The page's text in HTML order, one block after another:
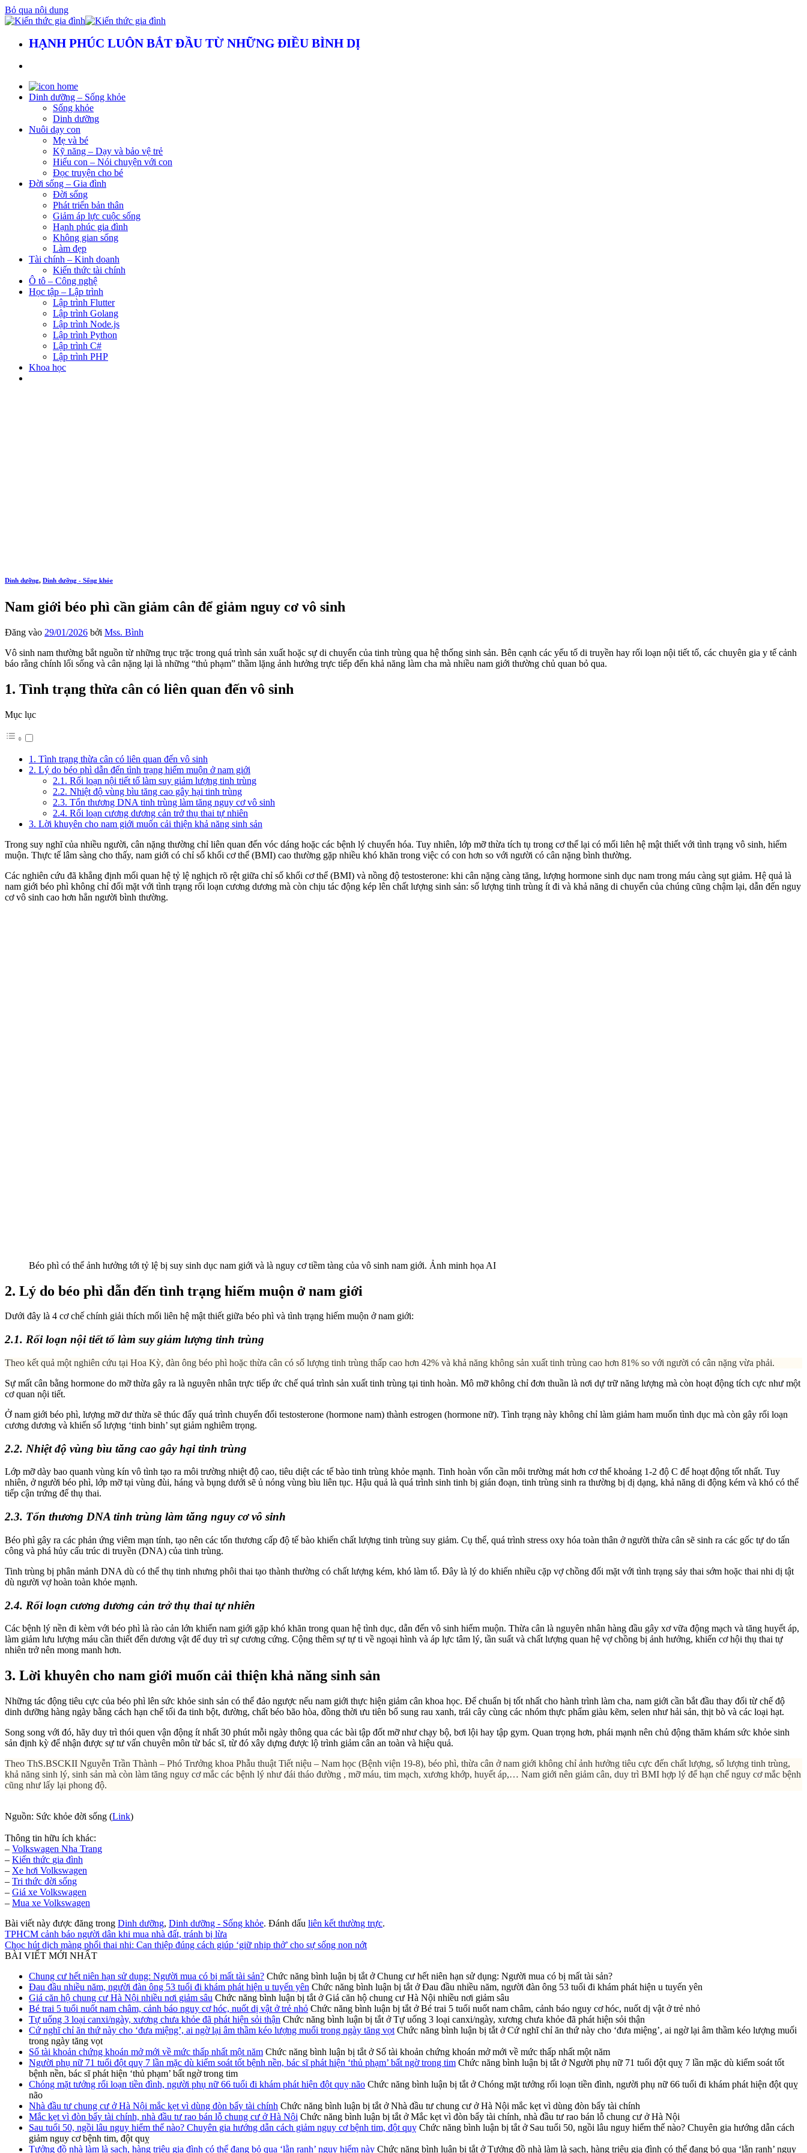
Bỏ qua nội dung
HẠNH PHÚC LUÔN BẮT ĐẦU TỪ NHỮNG ĐIỀU BÌNH DỊ
Dinh dưỡng – Sống khỏe
Sống khỏe
Dinh dưỡng
Nuôi dạy con
Mẹ và bé
Kỹ năng – Dạy và bảo vệ trẻ
Hiểu con – Nói chuyện với con
Đọc truyện cho bé
Đời sống – Gia đình
Đời sống
Phát triển bản thân
Giảm áp lực cuộc sống
Hạnh phúc gia đình
Không gian sống
Làm đẹp
Tài chính – Kinh doanh
Kiến thức tài chính
Ô tô – Công nghệ
Học tập – Lập trình
Lập trình Flutter
Lập trình Golang
Lập trình Node.js
Lập trình Python
Lập trình C#
Lập trình PHP
Khoa học
Dinh dưỡng, Dinh dưỡng - Sống khỏe
Nam giới béo phì cần giảm cân để giảm nguy cơ vô sinh
Đăng vào 29/01/2026 bởi Mss. Bình
Vô sinh nam thường bắt nguồn từ những trục trặc trong quá trình sản xuất hoặc sự di chuyển của tinh trùng qua hệ thống sinh sản. Bên cạnh các yếu tố di truyền hay rối loạn nội tiết tố, các chuyên gia y tế cảnh
báo rằng chính lối sống và cân nặng lại là những “thủ phạm” thầm lặng ảnh hưởng trực tiếp đến khả năng làm cha mà nhiều nam giới thường chủ quan bỏ qua.
1. Tình trạng thừa cân có liên quan đến vô sinh
Mục lục
1. Tình trạng thừa cân có liên quan đến vô sinh
2. Lý do béo phì dẫn đến tình trạng hiếm muộn ở nam giới
2.1. Rối loạn nội tiết tố làm suy giảm lượng tinh trùng
2.2. Nhiệt độ vùng bìu tăng cao gây hại tinh trùng
2.3. Tổn thương DNA tinh trùng làm tăng nguy cơ vô sinh
2.4. Rối loạn cương dương cản trở thụ thai tự nhiên
3. Lời khuyên cho nam giới muốn cải thiện khả năng sinh sản
Trong suy nghĩ của nhiều người, cân nặng thường chỉ liên quan đến vóc dáng hoặc các bệnh lý chuyển hóa. Tuy nhiên, lớp mỡ thừa tích tụ trong cơ thể lại có mối liên hệ mật thiết với tình trạng vô sinh, hiếm
muộn. Thực tế lâm sàng cho thấy, nam giới có chỉ số khối cơ thể (BMI) cao thường gặp nhiều khó khăn trong việc có con hơn so với người có cân nặng bình thường.
Các nghiên cứu đã khẳng định mối quan hệ tỷ lệ nghịch rõ rệt giữa chỉ số khối cơ thể (BMI) và nồng độ testosterone: khi cân nặng càng tăng, lượng hormone sinh dục nam trong máu càng sụt giảm. Hệ quả là
nam giới béo phì không chỉ đối mặt với tình trạng rối loạn cương dương mà còn chịu tác động kép lên chất lượng sinh sản: số lượng tinh trùng ít đi và khả năng di chuyển của chúng cũng chậm lại, dẫn đến nguy
cơ vô sinh cao hơn hẳn người bình thường.
Béo phì có thể ảnh hưởng tới tỷ lệ bị suy sinh dục nam giới và là nguy cơ tiềm tàng của vô sinh nam giới. Ảnh minh họa AI
2. Lý do béo phì dẫn đến tình trạng hiếm muộn ở nam giới
Dưới đây là 4 cơ chế chính giải thích mối liên hệ mật thiết giữa béo phì và tình trạng hiếm muộn ở nam giới:
2.1. Rối loạn nội tiết tố làm suy giảm lượng tinh trùng
Theo kết quả một nghiên cứu tại Hoa Kỳ, đàn ông béo phì hoặc thừa cân có số lượng tinh trùng thấp cao hơn 42% và khả năng không sản xuất tinh trùng cao hơn 81% so với người có cân nặng vừa phải.
Sự mất cân bằng hormone do mỡ thừa gây ra là nguyên nhân trực tiếp ức chế quá trình sản xuất tinh trùng tại tinh hoàn. Mô mỡ không chỉ đơn thuần là nơi dự trữ năng lượng mà còn hoạt động tích cực như một
cơ quan nội tiết.
Ở nam giới béo phì, lượng mỡ dư thừa sẽ thúc đẩy quá trình chuyển đổi testosterone (hormone nam) thành estrogen (hormone nữ). Tình trạng này không chỉ làm giảm ham muốn tình dục mà còn gây rối loạn
cương dương và khiến số lượng ‘tinh binh’ sụt giảm nghiêm trọng.
2.2. Nhiệt độ vùng bìu tăng cao gây hại tinh trùng
Lớp mỡ dày bao quanh vùng kín vô tình tạo ra môi trường nhiệt độ cao, tiêu diệt các tế bào tinh trùng khỏe mạnh. Tinh hoàn vốn cần môi trường mát hơn cơ thể khoảng 1-2 độ C để hoạt động tốt nhất. Tuy
nhiên, ở người béo phì, lớp mỡ tại vùng đùi, háng và bụng dưới sẽ ủ nóng vùng bìu liên tục. Hậu quả là quá trình sinh tinh bị gián đoạn, tinh trùng sinh ra thường bị dị dạng, khả năng di động kém và khó có thể
tiếp cận trứng để thụ thai.
2.3. Tổn thương DNA tinh trùng làm tăng nguy cơ vô sinh
Béo phì gây ra các phản ứng viêm mạn tính, tạo nên các tổn thương cấp độ tế bào khiến chất lượng tinh trùng suy giảm. Cụ thể, quá trình stress oxy hóa toàn thân ở người thừa cân sẽ sinh ra các gốc tự do tấn
công và phá hủy cấu trúc di truyền (DNA) của tinh trùng.
Tinh trùng bị phân mảnh DNA dù có thể thụ tinh nhưng phôi thai tạo thành thường có chất lượng kém, khó làm tổ. Đây là lý do khiến nhiều cặp vợ chồng đối mặt với tình trạng sảy thai sớm hoặc thai nhi dị tật
dù người vợ hoàn toàn khỏe mạnh.
2.4. Rối loạn cương dương cản trở thụ thai tự nhiên
Các bệnh lý nền đi kèm với béo phì là rào cản lớn khiến nam giới gặp khó khăn trong quan hệ tình dục, dẫn đến vô sinh hiếm muộn. Thừa cân là nguyên nhân hàng đầu gây xơ vữa động mạch và tăng huyết áp,
làm giảm lưu lượng máu cần thiết đến dương vật để duy trì sự cương cứng. Cộng thêm sự tự ti về ngoại hình và áp lực tâm lý, tần suất và chất lượng quan hệ vợ chồng bị ảnh hưởng, khiến cơ hội thụ thai tự
nhiên trở nên mong manh hơn.
3. Lời khuyên cho nam giới muốn cải thiện khả năng sinh sản
Những tác động tiêu cực của béo phì lên sức khỏe sinh sản có thể đảo ngược nếu nam giới thực hiện giảm cân khoa học. Để chuẩn bị tốt nhất cho hành trình làm cha, nam giới cần bắt đầu thay đổi từ chế độ
dinh dưỡng hàng ngày bằng cách hạn chế tối đa tinh bột, đường, chất béo bão hòa, đồng thời ưu tiên bổ sung rau xanh, trái cây cùng các nhóm thực phẩm giàu kẽm, selen như hải sản, thịt bò và các loại hạt.
Song song với đó, hãy duy trì thói quen vận động ít nhất 30 phút mỗi ngày thông qua các bài tập đốt mỡ như chạy bộ, bơi lội hay tập gym. Quan trọng hơn, phái mạnh nên chủ động thăm khám sức khỏe sinh
sản định kỳ để nhận được sự tư vấn chuyên môn từ bác sĩ, từ đó xây dựng được lộ trình giảm cân an toàn và hiệu quả.
Theo ThS.BSCKII Nguyễn Trần Thành – Phó Trưởng khoa Phẫu thuật Tiết niệu – Nam học (Bệnh viện 19-8), béo phì, thừa cân ở nam giới không chỉ ảnh hưởng tiêu cực đến chất lượng, số lượng tinh trùng,
khả năng sinh lý, sinh sản mà còn làm tăng nguy cơ mắc các bệnh lý như đái tháo đường , mỡ máu, tim mạch, xương khớp, huyết áp,… Nam giới nên giảm cân, duy trì BMI hợp lý để hạn chế nguy cơ mắc bệnh
cũng như lấy lại phong độ.
Nguồn: Sức khỏe đời sống (Link)
Thông tin hữu ích khác:
– Volkswagen Nha Trang
– Kiến thức gia đình
– Xe hơi Volkswagen
– Tri thức đời sống
– Giá xe Volkswagen
– Mua xe Volkswagen
Bài viết này được đăng trong Dinh dưỡng, Dinh dưỡng - Sống khỏe. Đánh dấu liên kết thường trực.
TPHCM cảnh báo người dân khi mua nhà đất, tránh bị lừa
Chọc hút dịch màng phổi thai nhi: Can thiệp đúng cách giúp ‘giữ nhịp thở’ cho sự sống non nớt
BÀI VIẾT MỚI NHẤT
Chung cư hết niên hạn sử dụng: Người mua có bị mất tài sản? Chức năng bình luận bị tắt ở Chung cư hết niên hạn sử dụng: Người mua có bị mất tài sản?
Đau đầu nhiều năm, người đàn ông 53 tuổi đi khám phát hiện u tuyến yên Chức năng bình luận bị tắt ở Đau đầu nhiều năm, người đàn ông 53 tuổi đi khám phát hiện u tuyến yên
Giá căn hộ chung cư Hà Nội nhiều nơi giảm sâu Chức năng bình luận bị tắt ở Giá căn hộ chung cư Hà Nội nhiều nơi giảm sâu
Bé trai 5 tuổi nuốt nam châm, cảnh báo nguy cơ hóc, nuốt dị vật ở trẻ nhỏ Chức năng bình luận bị tắt ở Bé trai 5 tuổi nuốt nam châm, cảnh báo nguy cơ hóc, nuốt dị vật ở trẻ nhỏ
Tự uống 3 loại canxi/ngày, xương chưa khỏe đã phát hiện sỏi thận Chức năng bình luận bị tắt ở Tự uống 3 loại canxi/ngày, xương chưa khỏe đã phát hiện sỏi thận
Cứ nghĩ chỉ ăn thứ này cho ‘đưa miệng’, ai ngờ lại âm thầm kéo lượng muối trong ngày tăng vọt Chức năng bình luận bị tắt ở Cứ nghĩ chỉ ăn thứ này cho ‘đưa miệng’, ai ngờ lại âm thầm kéo lượng muối
trong ngày tăng vọt
Số tài khoản chứng khoán mở mới về mức thấp nhất một năm Chức năng bình luận bị tắt ở Số tài khoản chứng khoán mở mới về mức thấp nhất một năm
Người phụ nữ 71 tuổi đột quỵ 7 lần mặc dù kiểm soát tốt bệnh nền, bác sĩ phát hiện ‘thủ phạm’ bất ngờ trong tim Chức năng bình luận bị tắt ở Người phụ nữ 71 tuổi đột quỵ 7 lần mặc dù kiểm soát tốt
bệnh nền, bác sĩ phát hiện ‘thủ phạm’ bất ngờ trong tim
Chóng mặt tưởng rối loạn tiền đình, người phụ nữ 66 tuổi đi khám phát hiện đột quỵ não Chức năng bình luận bị tắt ở Chóng mặt tưởng rối loạn tiền đình, người phụ nữ 66 tuổi đi khám phát hiện đột quỵ
não
Nhà đầu tư chung cư ở Hà Nội mắc kẹt vì dùng đòn bẩy tài chính Chức năng bình luận bị tắt ở Nhà đầu tư chung cư ở Hà Nội mắc kẹt vì dùng đòn bẩy tài chính
Mắc kẹt vì đòn bẩy tài chính, nhà đầu tư rao bán lỗ chung cư ở Hà Nội Chức năng bình luận bị tắt ở Mắc kẹt vì đòn bẩy tài chính, nhà đầu tư rao bán lỗ chung cư ở Hà Nội
Sau tuổi 50, ngồi lâu nguy hiểm thế nào? Chuyên gia hướng dẫn cách giảm nguy cơ bệnh tim, đột quỵ Chức năng bình luận bị tắt ở Sau tuổi 50, ngồi lâu nguy hiểm thế nào? Chuyên gia hướng dẫn cách
giảm nguy cơ bệnh tim, đột quỵ
Tưởng đồ nhà làm là sạch, hàng triệu gia đình có thể đang bỏ qua ‘lằn ranh’ nguy hiểm này Chức năng bình luận bị tắt ở Tưởng đồ nhà làm là sạch, hàng triệu gia đình có thể đang bỏ qua ‘lằn ranh’ nguy